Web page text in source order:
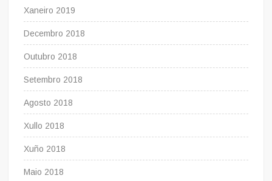
Xaneiro 2019
Decembro 2018
Outubro 2018
Setembro 2018
Agosto 2018
Xullo 2018
Xuño 2018
Maio 2018